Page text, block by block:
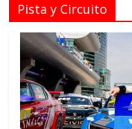
Pista y Circuito